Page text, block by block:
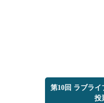
第10回 ラブラ
投